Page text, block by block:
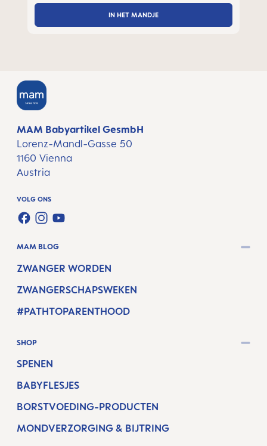
IN HET MANDJE
MAM Babyartikel GesmbH
Lorenz-Mandl-Gasse 50
1160 Vienna
Austria
VOLG ONS
FACEBOOK
INSTAGRAM
YOUTUBE
MAM BLOG
ZWANGER WORDEN
ZWANGERSCHAPSWEKEN
#PATHTOPARENTHOOD
SHOP
SPENEN
BABYFLESJES
BORSTVOEDING-PRODUCTEN
MONDVERZORGING & BIJTRING